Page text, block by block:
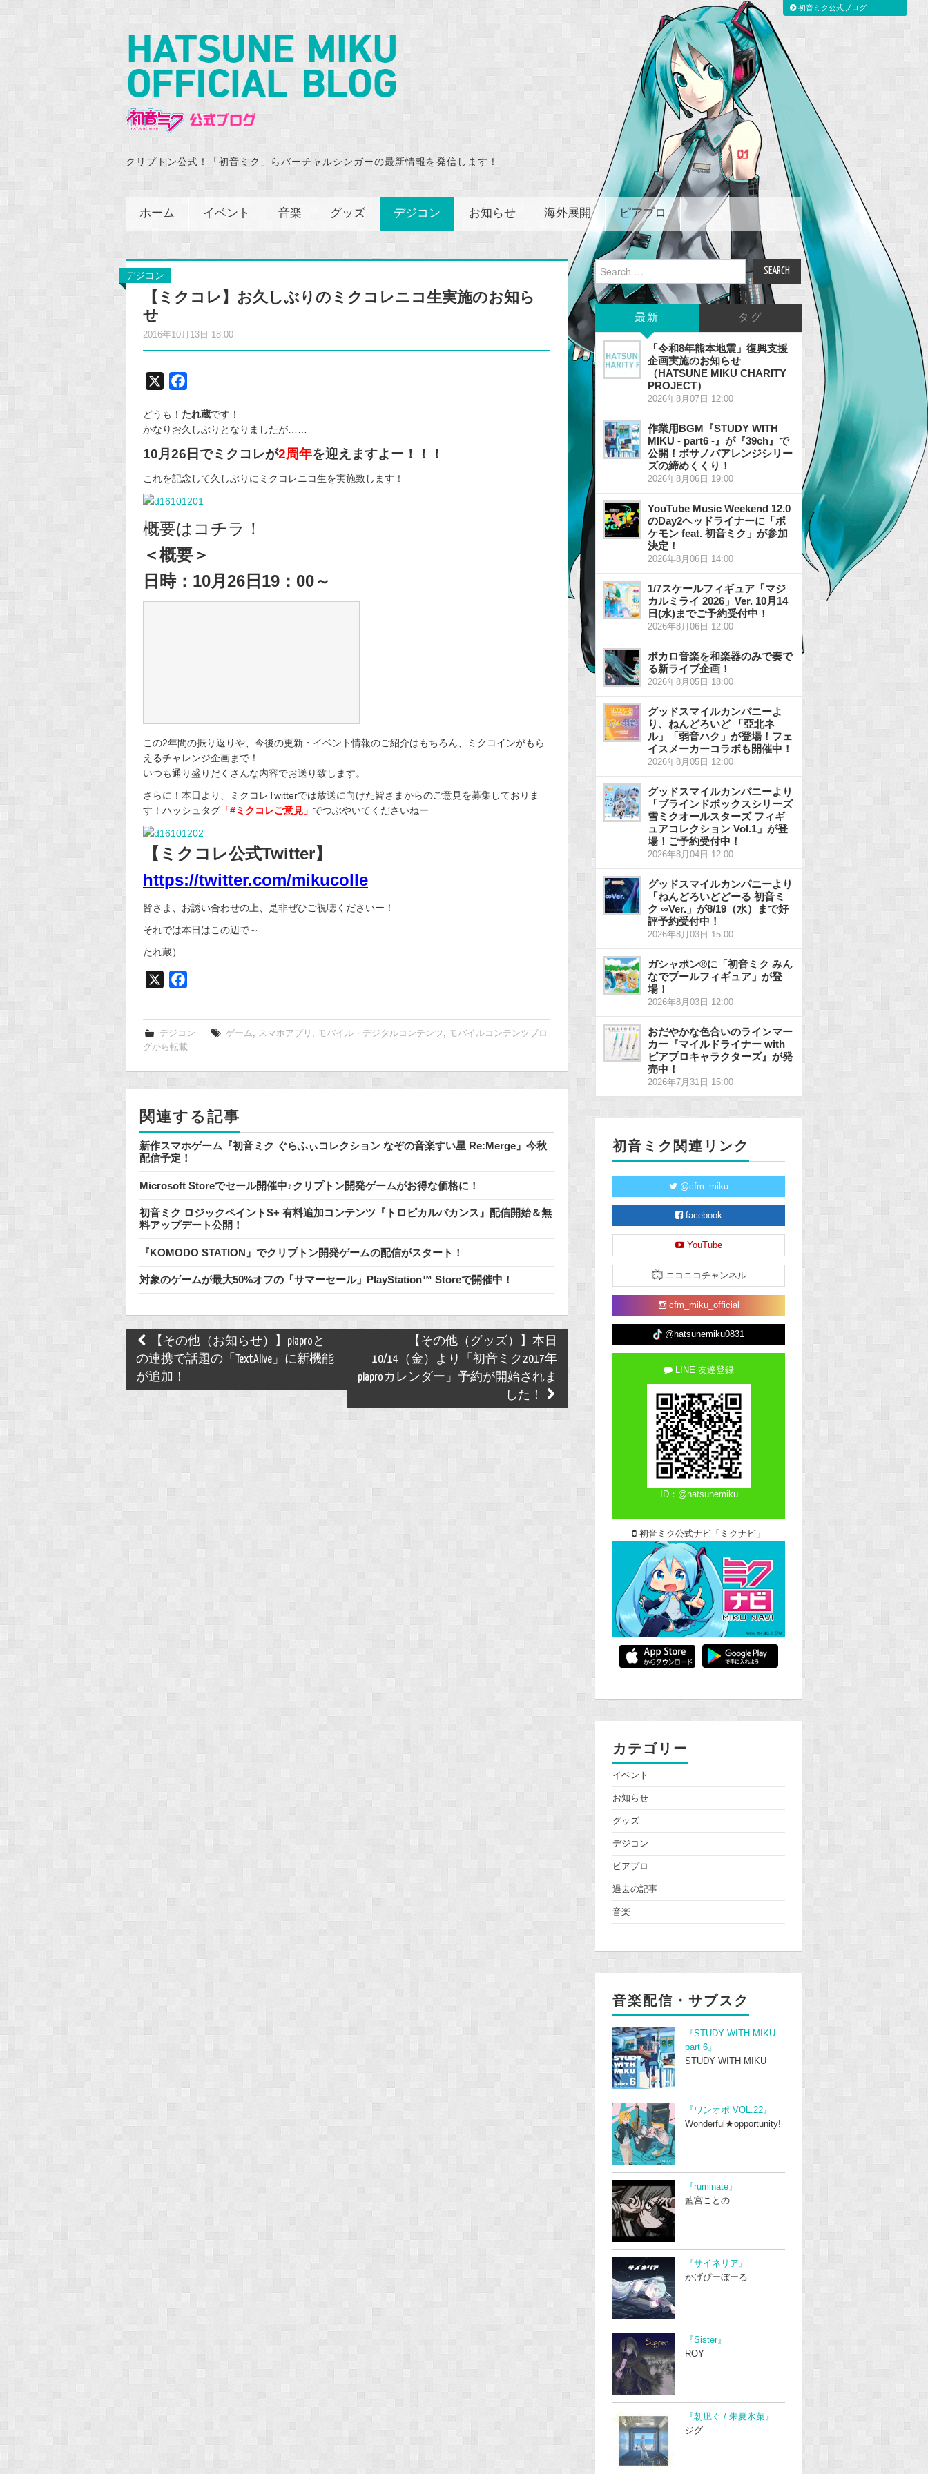
クリプトン公式！「初音ミク」らバーチャルシンガーの最新情報を発信します！
ホーム イベント 音楽 グッズ デジコン お知らせ 海外展開 ピアプロ
デジコン
【ミクコレ】お久しぶりのミクコレニコ生実施のお知ら
せ
2016年10月13日 18:00
c
e
b
k
どうも！ たれ蔵です！
かなりお久しぶりとなりましたが……
10月26日でミクコレが2周年を迎えますよー！！！
これを記念して久しぶりにミクコレニコ生を実施致します！
概要はコチラ！
＜概要＞
日時：10月26日19：00～
この2年間の振り返りや、今後の更新・イベント情報のご紹介はもちろん、ミクコインがもら
えるチャレンジ企画まで！
いつも通り盛りだくさんな内容でお送り致します。
さらに！本日より、ミクコレTwitterでは放送に向けた皆さまからのご意見を募集しておりま
す！ハッシュタグ 「#ミクコレご意見」 でつぶやいてくださいねー
【ミクコレ公式Twitter】
https://twitter.com/mikucolle
皆さま、お誘い合わせの上、是非ぜひご視聴くださいー！
それでは本日はこの辺で～
たれ蔵）
e
b
o
o
デジコン ゲーム, スマホアプリ , モバイル・デジタルコンテンツ, モバイルコンテンツブロ
グから転載
関連する記事
新作スマホゲーム『初音ミク ぐらふぃコレクション なぞの音楽すい星 Re:Merge』今秋
配信予定！
Microsoft Storeでセール開催中♪クリプトン開発ゲームがお得な価格に！
初音ミク ロジックペイントS+ 有料追加コンテンツ『トロピカルバカンス』配信開始＆無
料アップデート公開！
『KOMODO STATION』でクリプトン開発ゲームの配信がスタート！
対象のゲームが最大50%オフの「サマーセール」PlayStation™ Storeで開催中！
Post
navigation
【その他（お知らせ）】piaproと
の連携で話題の「TextAlive」に新機能
が追加！
【その他（グッズ）】本日
10/14（金）より「初音ミク2017年
piaproカレンダー」予約が開始されま
した！
Search
for:
最新 タグ
「令和8年熊本地震」復興支援
企画実施のお知らせ
（HATSUNE MIKU CHARITY
PROJECT）
2026年8月07日 12:00
作業用BGM『STUDY WITH
MIKU - part6 -』が『39ch』で
公開！ボサノバアレンジシリー
ズの締めくくり！
2026年8月06日 19:00
YouTube Music Weekend 12.0
のDay2ヘッドライナーに「ポ
ケモン feat. 初音ミク」が参加
決定！
2026年8月06日 14:00
1/7スケールフィギュア「マジ
カルミライ 2026」Ver. 10月14
日(水)までご予約受付中！
2026年8月06日 12:00
ボカロ音楽を和楽器のみで奏で
る新ライブ企画！
2026年8月05日 18:00
グッドスマイルカンパニーよ
り、ねんどろいど 「亞北ネ
ル」「弱音ハク」が登場！フェ
イスメーカーコラボも開催中！
2026年8月05日 12:00
グッドスマイルカンパニーより
「ブラインドボックスシリーズ
雪ミクオールスターズ フィギ
ュアコレクション Vol.1」が登
場！ご予約受付中！
2026年8月04日 12:00
グッドスマイルカンパニーより
「ねんどろいどどーる 初音ミ
ク ∞Ver.」が8/19（水）まで好
評予約受付中！
2026年8月03日 15:00
ガシャポン®に「初音ミク みん
なでプールフィギュア」が登
場！
2026年8月03日 12:00
おだやかな色合いのラインマー
カー『マイルドライナー with
ピアプロキャラクターズ』が発
売中！
2026年7月31日 15:00
初音ミク関連リンク
@cfm_miku
facebook
YouTube
ニコニコチャンネル
cfm_miku_official
@hatsunemiku0831
LINE 友達登録
ID：@hatsunemiku
初音ミク公式ナビ「ミクナビ」
カテゴリー
イベント
お知らせ
グッズ
デジコン
ピアプロ
過去の記事
音楽
音楽配信・サブスク
『STUDY WITH MIKU
part 6』
STUDY WITH MIKU
『ワンオポ VOL.22』
Wonderful★opportunity!
『ruminate』
藍宮ことの
『サイネリア』
かげぴーぼーる
『Sister』
ROY
『朝凪ぐ / 朱夏氷菓』
ジグ
初音ミク公式ブログ